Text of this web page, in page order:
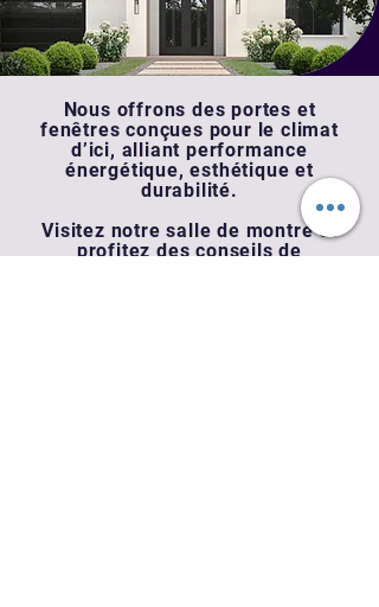
Nous offrons des portes et
fenêtres conçues pour le climat
d’ici, alliant performance
énergétique, esthétique et
durabilité.
Visitez notre salle de montre et
profitez des conseils de